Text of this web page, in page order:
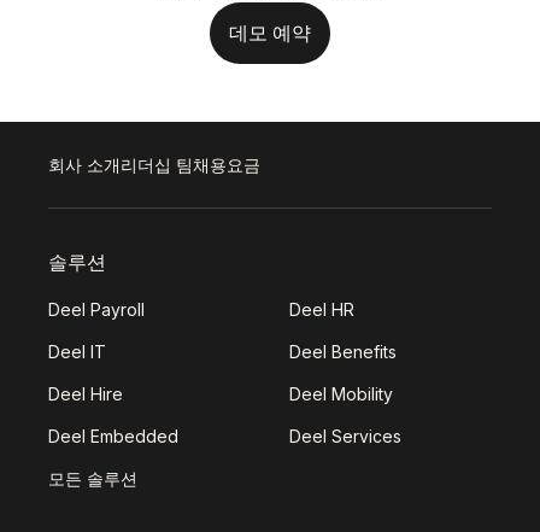
데모 예약
회사 소개리더십 팀채용요금
솔루션
Deel Payroll Deel HR
Deel IT Deel Benefits
Deel Hire Deel Mobility
Deel Embedded Deel Services
모든 솔루션